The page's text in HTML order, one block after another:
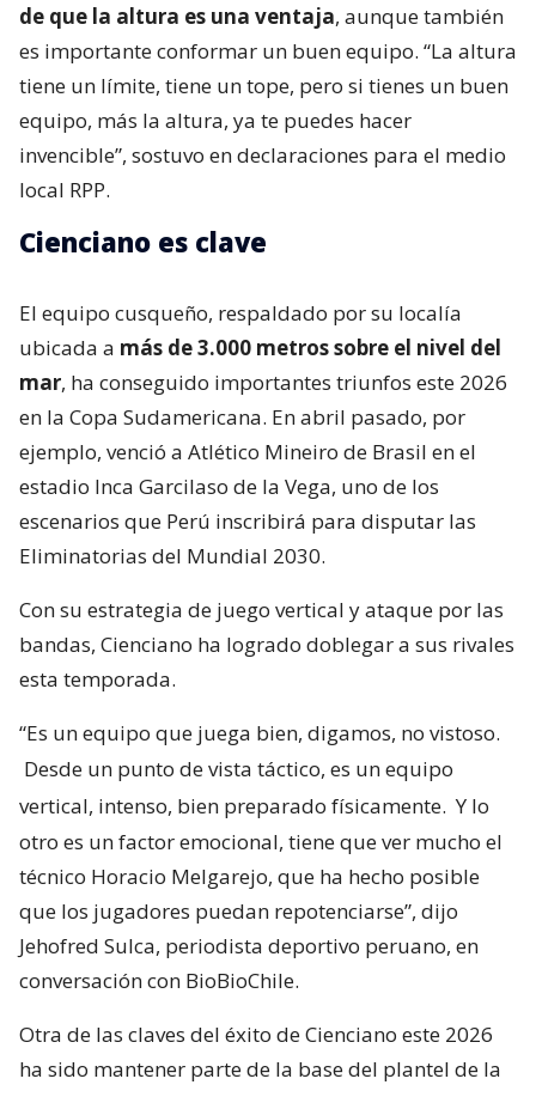
de que la altura es una ventaja, aunque también
es importante conformar un buen equipo. “La altura
tiene un límite, tiene un tope, pero si tienes un buen
equipo, más la altura, ya te puedes hacer
invencible”, sostuvo en declaraciones para el medio
local RPP.
Cienciano es clave
El equipo cusqueño, respaldado por su localía
ubicada a más de 3.000 metros sobre el nivel del
mar, ha conseguido importantes triunfos este 2026
en la Copa Sudamericana. En abril pasado, por
ejemplo, venció a Atlético Mineiro de Brasil en el
estadio Inca Garcilaso de la Vega, uno de los
escenarios que Perú inscribirá para disputar las
Eliminatorias del Mundial 2030.
Con su estrategia de juego vertical y ataque por las
bandas, Cienciano ha logrado doblegar a sus rivales
esta temporada.
“Es un equipo que juega bien, digamos, no vistoso.
Desde un punto de vista táctico, es un equipo
vertical, intenso, bien preparado físicamente. Y lo
otro es un factor emocional, tiene que ver mucho el
técnico Horacio Melgarejo, que ha hecho posible
que los jugadores puedan repotenciarse”, dijo
Jehofred Sulca, periodista deportivo peruano, en
conversación con BioBioChile.
Otra de las claves del éxito de Cienciano este 2026
ha sido mantener parte de la base del plantel de la